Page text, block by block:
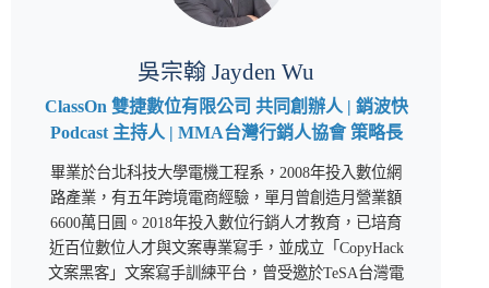
吳宗翰 Jayden Wu
ClassOn 雙捷數位有限公司 共同創辦人 | 銷波快
Podcast 主持人 | MMA台灣行銷人協會 策略長
畢業於台北科技大學電機工程系，2008年投入數位網
路產業，有五年跨境電商經驗，單月曾創造月營業額
6600萬日圓。2018年投入數位行銷人才教育，已培育
近百位數位人才與文案專業寫手，並成立「CopyHack
文案黑客」文案寫手訓練平台，曾受邀於TeSA台灣電